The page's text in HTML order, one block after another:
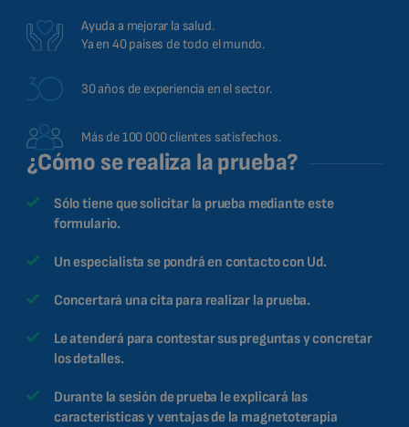
Ayuda a mejorar la salud.
Ya en 40 países de todo el mundo.
30 años de experiencia en el sector.
Más de 100 000 clientes satisfechos.
¿Cómo se realiza la prueba?
Sólo tiene que solicitar la prueba mediante este
formulario.
Un especialista se pondrá en contacto con Ud.
Concertará una cita para realizar la prueba.
Le atenderá para contestar sus preguntas y concretar
los detalles.
Durante la sesión de prueba le explicará las
características y ventajas de la magnetoterapia